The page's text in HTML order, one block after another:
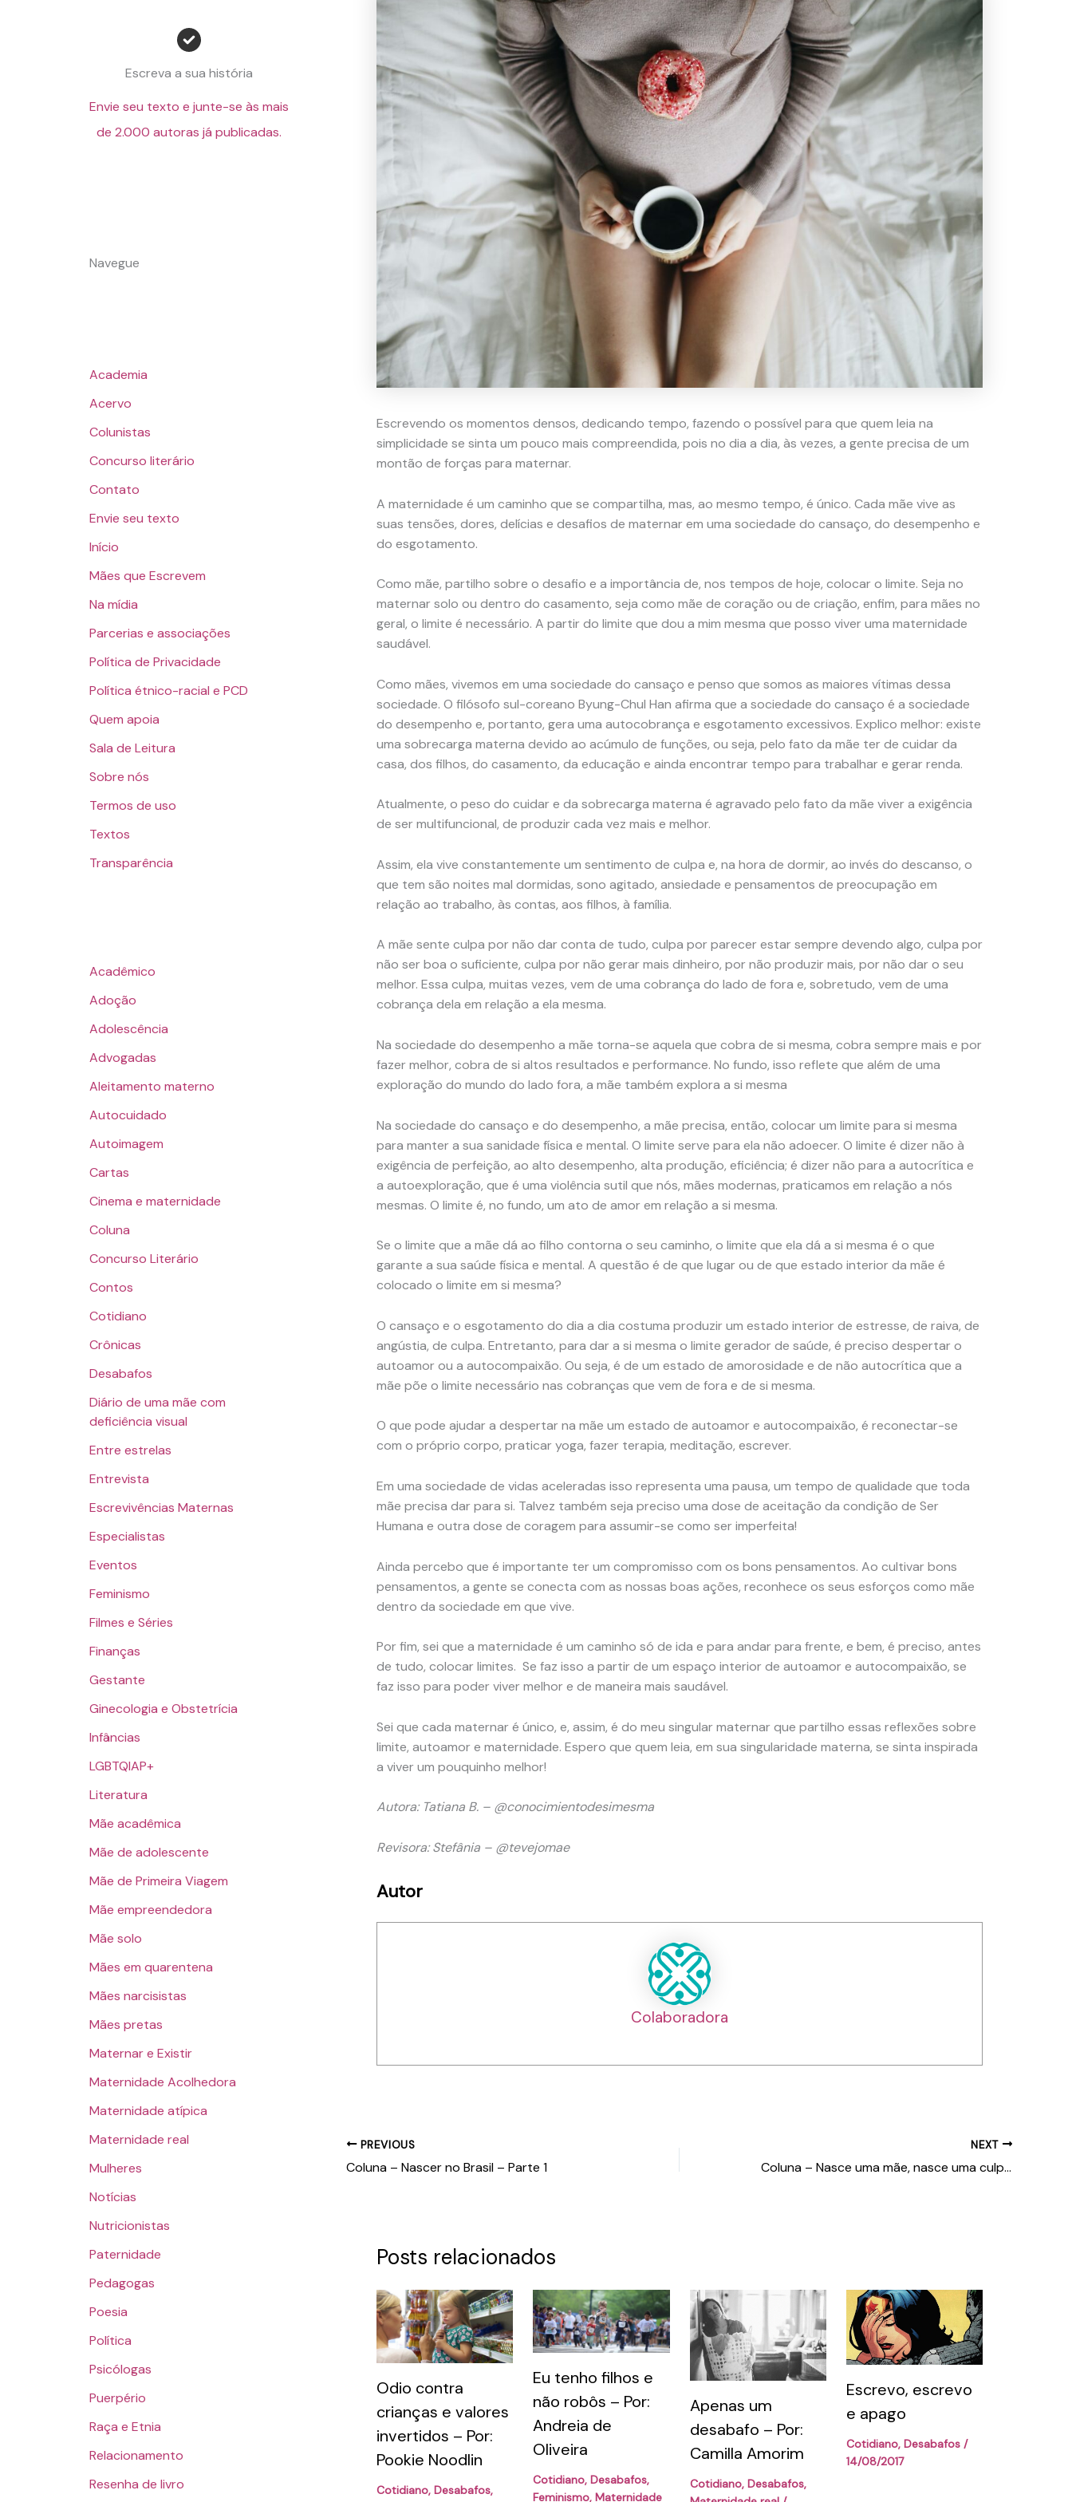
Escreva a sua história
Envie seu texto e junte-se às mais
de 2.000 autoras já publicadas.
Navegue
Academia
Acervo
Colunistas
Concurso literário
Contato
Envie seu texto
Início
Mães que Escrevem
Na mídia
Parcerias e associações
Política de Privacidade
Política étnico-racial e PCD
Quem apoia
Sala de Leitura
Sobre nós
Termos de uso
Textos
Transparência
Acadêmico
Adoção
Adolescência
Advogadas
Aleitamento materno
Autocuidado
Autoimagem
Cartas
Cinema e maternidade
Coluna
Concurso Literário
Contos
Cotidiano
Crônicas
Desabafos
Diário de uma mãe com
deficiência visual
Entre estrelas
Entrevista
Escrevivências Maternas
Especialistas
Eventos
Feminismo
Filmes e Séries
Finanças
Gestante
Ginecologia e Obstetrícia
Infâncias
LGBTQIAP+
Literatura
Mãe acadêmica
Mãe de adolescente
Mãe de Primeira Viagem
Mãe empreendedora
Mãe solo
Mães em quarentena
Mães narcisistas
Mães pretas
Maternar e Existir
Maternidade Acolhedora
Maternidade atípica
Maternidade real
Mulheres
Notícias
Nutricionistas
Paternidade
Pedagogas
Poesia
Política
Psicólogas
Puerpério
Raça e Etnia
Relacionamento
Resenha de livro
Escrevendo os momentos densos, dedicando tempo, fazendo o possível para que quem leia na
simplicidade se sinta um pouco mais compreendida, pois no dia a dia, às vezes, a gente precisa de um
montão de forças para maternar.
A maternidade é um caminho que se compartilha, mas, ao mesmo tempo, é único. Cada mãe vive as
suas tensões, dores, delícias e desafios de maternar em uma sociedade do cansaço, do desempenho e
do esgotamento.
Como mãe, partilho sobre o desafio e a importância de, nos tempos de hoje, colocar o limite. Seja no
maternar solo ou dentro do casamento, seja como mãe de coração ou de criação, enfim, para mães no
geral, o limite é necessário. A partir do limite que dou a mim mesma que posso viver uma maternidade
saudável.
Como mães, vivemos em uma sociedade do cansaço e penso que somos as maiores vítimas dessa
sociedade. O filósofo sul-coreano Byung-Chul Han afirma que a sociedade do cansaço é a sociedade
do desempenho e, portanto, gera uma autocobrança e esgotamento excessivos. Explico melhor: existe
uma sobrecarga materna devido ao acúmulo de funções, ou seja, pelo fato da mãe ter de cuidar da
casa, dos filhos, do casamento, da educação e ainda encontrar tempo para trabalhar e gerar renda.
Atualmente, o peso do cuidar e da sobrecarga materna é agravado pelo fato da mãe viver a exigência
de ser multifuncional, de produzir cada vez mais e melhor.
Assim, ela vive constantemente um sentimento de culpa e, na hora de dormir, ao invés do descanso, o
que tem são noites mal dormidas, sono agitado, ansiedade e pensamentos de preocupação em
relação ao trabalho, às contas, aos filhos, à família.
A mãe sente culpa por não dar conta de tudo, culpa por parecer estar sempre devendo algo, culpa por
não ser boa o suficiente, culpa por não gerar mais dinheiro, por não produzir mais, por não dar o seu
melhor. Essa culpa, muitas vezes, vem de uma cobrança do lado de fora e, sobretudo, vem de uma
cobrança dela em relação a ela mesma.
Na sociedade do desempenho a mãe torna-se aquela que cobra de si mesma, cobra sempre mais e por
fazer melhor, cobra de si altos resultados e performance. No fundo, isso reflete que além de uma
exploração do mundo do lado fora, a mãe também explora a si mesma
Na sociedade do cansaço e do desempenho, a mãe precisa, então, colocar um limite para si mesma
para manter a sua sanidade física e mental. O limite serve para ela não adoecer. O limite é dizer não à
exigência de perfeição, ao alto desempenho, alta produção, eficiência; é dizer não para a autocrítica e
a autoexploração, que é uma violência sutil que nós, mães modernas, praticamos em relação a nós
mesmas. O limite é, no fundo, um ato de amor em relação a si mesma.
Se o limite que a mãe dá ao filho contorna o seu caminho, o limite que ela dá a si mesma é o que
garante a sua saúde física e mental. A questão é de que lugar ou de que estado interior da mãe é
colocado o limite em si mesma?
O cansaço e o esgotamento do dia a dia costuma produzir um estado interior de estresse, de raiva, de
angústia, de culpa. Entretanto, para dar a si mesma o limite gerador de saúde, é preciso despertar o
autoamor ou a autocompaixão. Ou seja, é de um estado de amorosidade e de não autocrítica que a
mãe põe o limite necessário nas cobranças que vem de fora e de si mesma.
O que pode ajudar a despertar na mãe um estado de autoamor e autocompaixão, é reconectar-se
com o próprio corpo, praticar yoga, fazer terapia, meditação, escrever.
Em uma sociedade de vidas aceleradas isso representa uma pausa, um tempo de qualidade que toda
mãe precisa dar para si. Talvez também seja preciso uma dose de aceitação da condição de Ser
Humana e outra dose de coragem para assumir-se como ser imperfeita!
Ainda percebo que é importante ter um compromisso com os bons pensamentos. Ao cultivar bons
pensamentos, a gente se conecta com as nossas boas ações, reconhece os seus esforços como mãe
dentro da sociedade em que vive.
Por fim, sei que a maternidade é um caminho só de ida e para andar para frente, e bem, é preciso, antes
de tudo, colocar limites. Se faz isso a partir de um espaço interior de autoamor e autocompaixão, se
faz isso para poder viver melhor e de maneira mais saudável.
Sei que cada maternar é único, e, assim, é do meu singular maternar que partilho essas reflexões sobre
limite, autoamor e maternidade. Espero que quem leia, em sua singularidade materna, se sinta inspirada
a viver um pouquinho melhor!
Autora: Tatiana B. – @conocimientodesimesma
Revisora: Stefânia – @tevejomae
Autor
Colaboradora
PREVIOUS
Coluna – Nascer no Brasil – Parte 1
NEXT
Coluna – Nasce uma mãe, nasce uma culpa?
Posts relacionados
Odio contra
crianças e valores
invertidos – Por:
Pookie Noodlin
Cotidiano, Desabafos,
Eu tenho filhos e
não robôs – Por:
Andreia de
Oliveira
Cotidiano, Desabafos,
Feminismo, Maternidade
Apenas um
desabafo – Por:
Camilla Amorim
Cotidiano, Desabafos,
Escrevo, escrevo
e apago
Cotidiano, Desabafos/
14/08/2017